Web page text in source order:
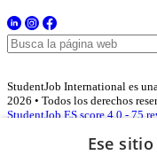
StudentJob International es
2026 • Todos los derechos
StudentJob ES score 4.0 - 75
Ese